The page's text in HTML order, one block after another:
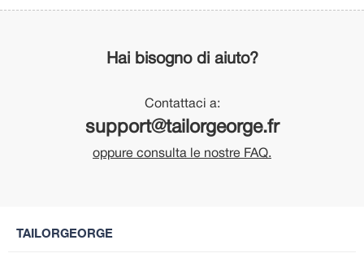
Hai bisogno di aiuto?
Contattaci a:
support@tailorgeorge.fr
oppure consulta le nostre FAQ.
TAILORGEORGE